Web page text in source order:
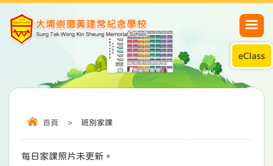
eClass
首頁 > 班別家課
每日家課照片未更新。